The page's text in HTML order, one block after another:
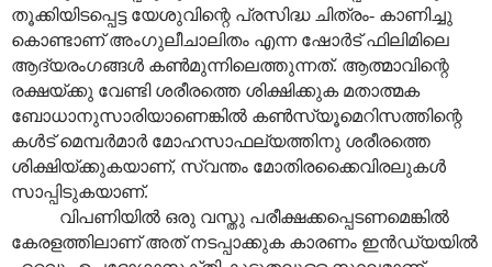
തൂക്കിയിടപ്പെട്ട യേശുവിന്റെ പ്രസിദ്ധ ചിത്രം- കാണിച്ചു
കൊണ്ടാണ് അംഗുലീചാലിതം എന്ന ഷോർട് ഫിലിമിലെ
ആദ്യരംഗങ്ങൾ കൺമുന്നിലെത്തുന്നത്. ആത്മാവിന്റെ
രക്ഷയ്ക്കു വേണ്ടി ശരീരത്തെ ശിക്ഷിക്കുക മതാത്മക
ബോധാനുസാരിയാണെങ്കിൽ കൺസ്യൂമെറിസത്തിന്റെ
കൾട് മെമ്പർമാർ മോഹസാഫല്യത്തിനു ശരീരത്തെ
ശിക്ഷിയ്ക്കുകയാണ്, സ്വന്തം മോതിരക്കൈവിരലുകൾ
സാപ്പിടുകയാണ്.
വിപണിയിൽ ഒരു വസ്തു പരീക്ഷക്കപ്പെടണമെങ്കിൽ
കേരളത്തിലാണ് അത് നടപ്പാക്കുക കാരണം ഇൻഡ്യയിൽ